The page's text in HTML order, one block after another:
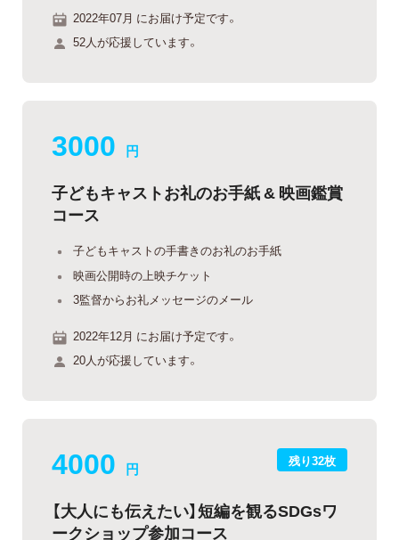
2022年07月 にお届け予定です。
52人が応援しています。
3000 円
子どもキャストお礼のお手紙 & 映画鑑賞
コース
子どもキャストの手書きのお礼のお手紙
映画公開時の上映チケット
3監督からお礼メッセージのメール
2022年12月 にお届け予定です。
20人が応援しています。
残り32枚
4000 円
【大人にも伝えたい】短編を観るSDGsワ
ークショップ参加コース